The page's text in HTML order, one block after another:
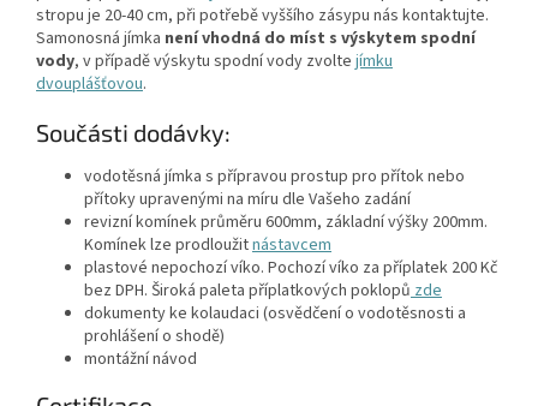
stropu je 20-40 cm, při potřebě vyššího zásypu nás kontaktujte.
Samonosná jímka není vhodná do míst s výskytem spodní
vody, v případě výskytu spodní vody zvolte jímku
dvouplášťovou.
Součásti dodávky:
vodotěsná jímka s přípravou prostup pro přítok nebo
přítoky upravenými na míru dle Vašeho zadání
revizní komínek průměru 600mm, základní výšky 200mm.
Komínek lze prodloužitnástavcem
plastové nepochozí víko. Pochozí víko za příplatek 200 Kč
bez DPH. Široká paleta příplatkových poklopů zde
dokumenty ke kolaudaci (osvědčení o vodotěsnosti a
prohlášení o shodě)
montážní návod